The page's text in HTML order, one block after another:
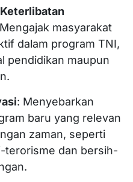
masyarakat
dalam program TNI,
pendidikan maupun
: Menyebarkan
baru yang relevan
zaman, seperti
terorisme dan bersih-